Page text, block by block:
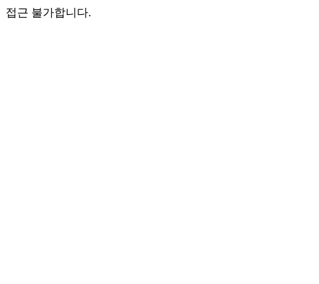
접근 불가합니다.